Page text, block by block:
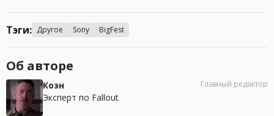
Тэги: Другое Sony BigFest
Об авторе
Коэн
Эксперт по Fallout
Главный редактор